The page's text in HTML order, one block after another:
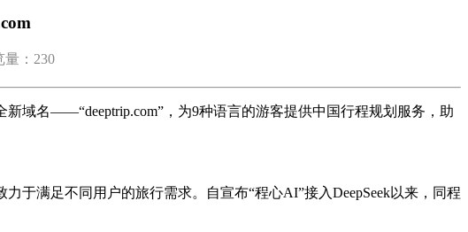
量：230
域名——“deeptrip.com”，为9种语言的游客提供中国行程规划服务，助
于满足不同用户的旅行需求。自宣布“程心AI”接入DeepSeek以来，同程